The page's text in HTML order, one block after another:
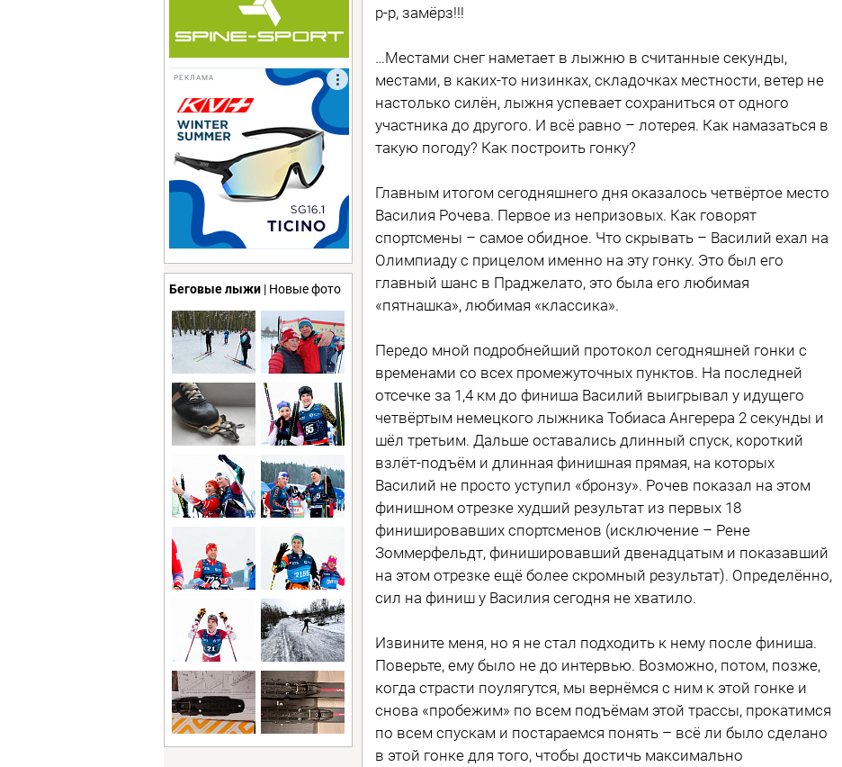
РЕКЛАМА
Беговые лыжи | Новые фото
р-р, замёрз!!!
…Местами снег наметает в лыжню в считанные секунды,
местами, в каких-то низинках, складочках местности, ветер не
настолько силён, лыжня успевает сохраниться от одного
участника до другого. И всё равно – лотерея. Как намазаться в
такую погоду? Как построить гонку?
Главным итогом сегодняшнего дня оказалось четвёртое место
Василия Рочева. Первое из непризовых. Как говорят
спортсмены – самое обидное. Что скрывать – Василий ехал на
Олимпиаду с прицелом именно на эту гонку. Это был его
главный шанс в Праджелато, это была его любимая
«пятнашка», любимая «классика».
Передо мной подробнейший протокол сегодняшней гонки с
временами со всех промежуточных пунктов. На последней
отсечке за 1,4 км до финиша Василий выигрывал у идущего
четвёртым немецкого лыжника Тобиаса Ангерера 2 секунды и
шёл третьим. Дальше оставались длинный спуск, короткий
взлёт-подъём и длинная финишная прямая, на которых
Василий не просто уступил «бронзу». Рочев показал на этом
финишном отрезке худший результат из первых 18
финишировавших спортсменов (исключение – Рене
Зоммерфельдт, финишировавший двенадцатым и показавший
на этом отрезке ещё более скромный результат). Определённо,
сил на финиш у Василия сегодня не хватило.
Извините меня, но я не стал подходить к нему после финиша.
Поверьте, ему было не до интервью. Возможно, потом, позже,
когда страсти поулягутся, мы вернёмся с ним к этой гонке и
снова «пробежим» по всем подъёмам этой трассы, прокатимся
по всем спускам и постараемся понять – всё ли было сделано
в этой гонке для того, чтобы достичь максимально